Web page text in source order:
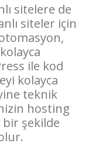
sitelere de
siteler için
ile kod
kolayca
teknik
hosting
şekilde